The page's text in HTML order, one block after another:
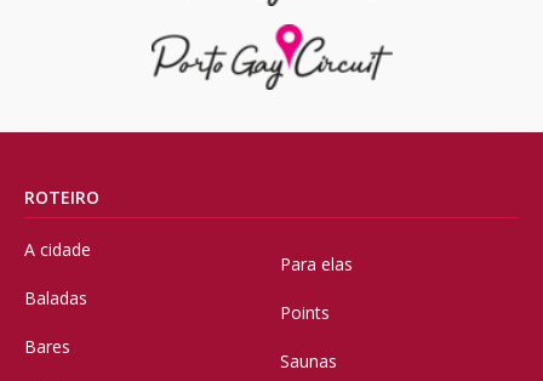
ROTEIRO
A cidade
Baladas
Bares
Para elas
Points
Saunas